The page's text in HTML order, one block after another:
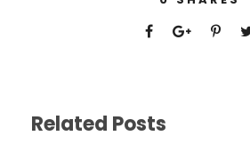
Related Posts